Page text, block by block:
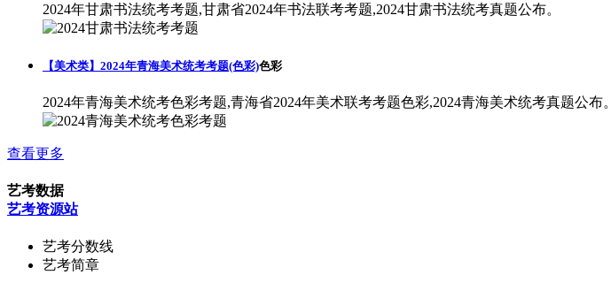
2024年甘肃书法统考考题,甘肃省2024年书法联考考题,2024甘肃书法统考真题公布。
【美术类】2024年青海美术统考考题(色彩)色彩
2024年青海美术统考色彩考题,青海省2024年美术联考考题色彩,2024青海美术统考真题公布。
查看更多
艺考数据
艺考资源站
艺考分数线
艺考简章